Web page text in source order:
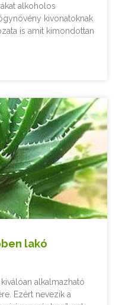
alkoholos
kivonatoknak
is amit kimondottan
lakó
alkalmazható
Ezért nevezik a